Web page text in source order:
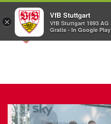
×
VfB Stuttgart
VfB Stuttgart 1893 AG
Gratis - In Google Play